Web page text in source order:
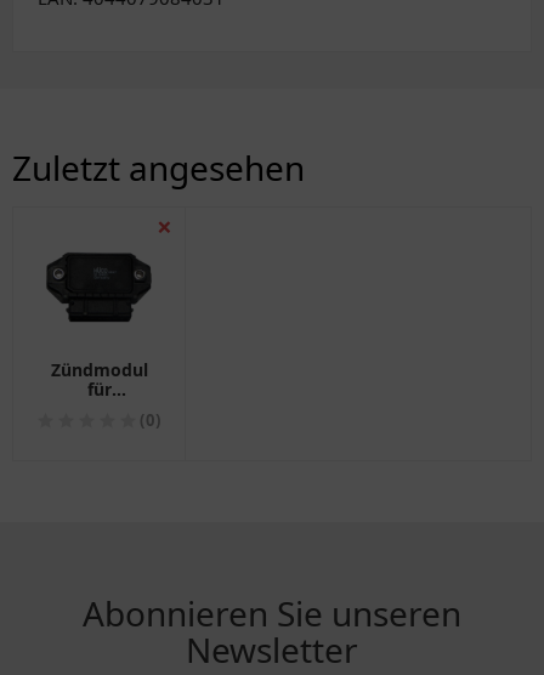
Zuletzt angesehen
❌
Zündmodul
für
Motorräder(0)
Abonnieren Sie unseren
Newsletter